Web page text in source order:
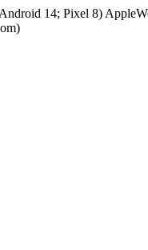
14; Pixel 8)